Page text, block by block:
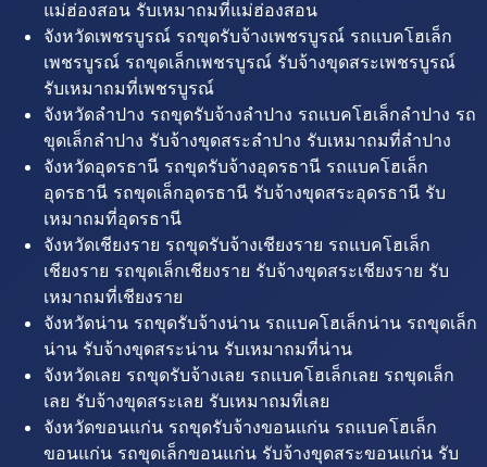
แม่ฮ่องสอน รับเหมาถมที่แม่ฮ่องสอน
จังหวัดเพชรบูรณ์ รถขุดรับจ้างเพชรบูรณ์ รถแบคโฮเล็ก
เพชรบูรณ์ รถขุดเล็กเพชรบูรณ์ รับจ้างขุดสระเพชรบูรณ์
รับเหมาถมที่เพชรบูรณ์
จังหวัดลำปาง รถขุดรับจ้างลำปาง รถแบคโฮเล็กลำปาง รถ
ขุดเล็กลำปาง รับจ้างขุดสระลำปาง รับเหมาถมที่ลำปาง
จังหวัดอุดรธานี รถขุดรับจ้างอุดรธานี รถแบคโฮเล็ก
อุดรธานี รถขุดเล็กอุดรธานี รับจ้างขุดสระอุดรธานี รับ
เหมาถมที่อุดรธานี
จังหวัดเชียงราย รถขุดรับจ้างเชียงราย รถแบคโฮเล็ก
เชียงราย รถขุดเล็กเชียงราย รับจ้างขุดสระเชียงราย รับ
เหมาถมที่เชียงราย
จังหวัดน่าน รถขุดรับจ้างน่าน รถแบคโฮเล็กน่าน รถขุดเล็ก
น่าน รับจ้างขุดสระน่าน รับเหมาถมที่น่าน
จังหวัดเลย รถขุดรับจ้างเลย รถแบคโฮเล็กเลย รถขุดเล็ก
เลย รับจ้างขุดสระเลย รับเหมาถมที่เลย
จังหวัดขอนแก่น รถขุดรับจ้างขอนแก่น รถแบคโฮเล็ก
ขอนแก่น รถขุดเล็กขอนแก่น รับจ้างขุดสระขอนแก่น รับ